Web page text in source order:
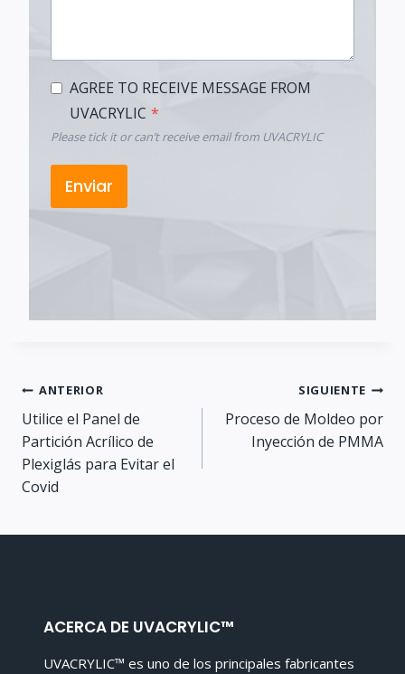
AGREE TO RECEIVE MESSAGE FROM
UVACRYLIC *
Please tick it or can’t receive email from UVACRYLIC
Enviar
Navegación
de
entradas
ANTERIOR
Utilice el Panel de
Partición Acrílico de
Plexiglás para Evitar el
Covid
SIGUIENTE
Proceso de Moldeo por
Inyección de PMMA
ACERCA DE UVACRYLIC™
UVACRYLIC™ es uno de los principales fabricantes